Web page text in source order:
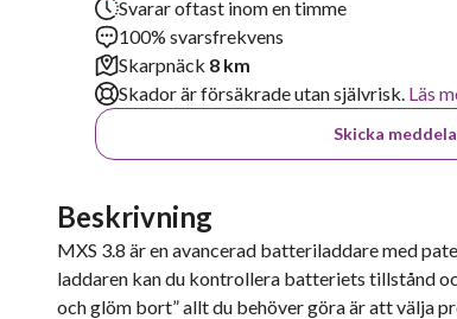
Svarar oftast inom en timme
100% svarsfrekvens
Skarpnäck 8 km
Skador är försäkrade utan självrisk. Läs
Skicka
Beskrivning
MXS 3.8 är en avancerad batteriladdare med
laddaren kan du kontrollera batteriets tillstånd
och glöm bort” allt du behöver göra är att välja